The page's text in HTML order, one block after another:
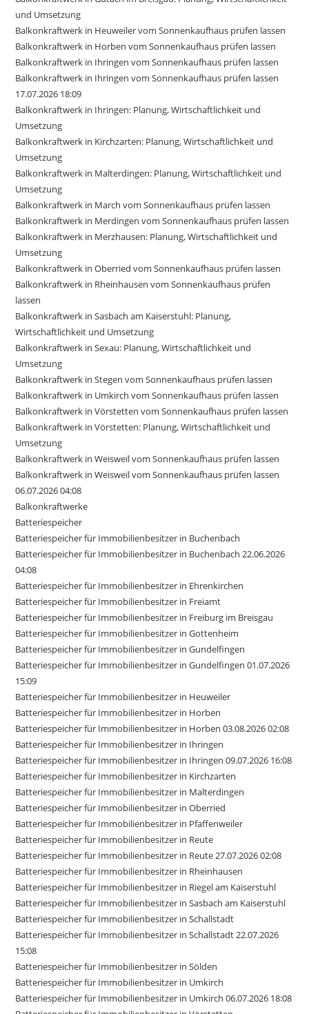
und Umsetzung
Balkonkraftwerk in Heuweiler vom Sonnenkaufhaus prüfen lassen
Balkonkraftwerk in Horben vom Sonnenkaufhaus prüfen lassen
Balkonkraftwerk in Ihringen vom Sonnenkaufhaus prüfen lassen
Balkonkraftwerk in Ihringen vom Sonnenkaufhaus prüfen lassen
17.07.2026 18:09
Balkonkraftwerk in Ihringen: Planung, Wirtschaftlichkeit und
Umsetzung
Balkonkraftwerk in Kirchzarten: Planung, Wirtschaftlichkeit und
Umsetzung
Balkonkraftwerk in Malterdingen: Planung, Wirtschaftlichkeit und
Umsetzung
Balkonkraftwerk in March vom Sonnenkaufhaus prüfen lassen
Balkonkraftwerk in Merdingen vom Sonnenkaufhaus prüfen lassen
Balkonkraftwerk in Merzhausen: Planung, Wirtschaftlichkeit und
Umsetzung
Balkonkraftwerk in Oberried vom Sonnenkaufhaus prüfen lassen
Balkonkraftwerk in Rheinhausen vom Sonnenkaufhaus prüfen
lassen
Balkonkraftwerk in Sasbach am Kaiserstuhl: Planung,
Wirtschaftlichkeit und Umsetzung
Balkonkraftwerk in Sexau: Planung, Wirtschaftlichkeit und
Umsetzung
Balkonkraftwerk in Stegen vom Sonnenkaufhaus prüfen lassen
Balkonkraftwerk in Umkirch vom Sonnenkaufhaus prüfen lassen
Balkonkraftwerk in Vörstetten vom Sonnenkaufhaus prüfen lassen
Balkonkraftwerk in Vörstetten: Planung, Wirtschaftlichkeit und
Umsetzung
Balkonkraftwerk in Weisweil vom Sonnenkaufhaus prüfen lassen
Balkonkraftwerk in Weisweil vom Sonnenkaufhaus prüfen lassen
06.07.2026 04:08
Balkonkraftwerke
Batteriespeicher
Batteriespeicher für Immobilienbesitzer in Buchenbach
Batteriespeicher für Immobilienbesitzer in Buchenbach 22.06.2026
04:08
Batteriespeicher für Immobilienbesitzer in Ehrenkirchen
Batteriespeicher für Immobilienbesitzer in Freiamt
Batteriespeicher für Immobilienbesitzer in Freiburg im Breisgau
Batteriespeicher für Immobilienbesitzer in Gottenheim
Batteriespeicher für Immobilienbesitzer in Gundelfingen
Batteriespeicher für Immobilienbesitzer in Gundelfingen 01.07.2026
15:09
Batteriespeicher für Immobilienbesitzer in Heuweiler
Batteriespeicher für Immobilienbesitzer in Horben
Batteriespeicher für Immobilienbesitzer in Horben 03.08.2026 02:08
Batteriespeicher für Immobilienbesitzer in Ihringen
Batteriespeicher für Immobilienbesitzer in Ihringen 09.07.2026 16:08
Batteriespeicher für Immobilienbesitzer in Kirchzarten
Batteriespeicher für Immobilienbesitzer in Malterdingen
Batteriespeicher für Immobilienbesitzer in Oberried
Batteriespeicher für Immobilienbesitzer in Pfaffenweiler
Batteriespeicher für Immobilienbesitzer in Reute
Batteriespeicher für Immobilienbesitzer in Reute 27.07.2026 02:08
Batteriespeicher für Immobilienbesitzer in Rheinhausen
Batteriespeicher für Immobilienbesitzer in Riegel am Kaiserstuhl
Batteriespeicher für Immobilienbesitzer in Sasbach am Kaiserstuhl
Batteriespeicher für Immobilienbesitzer in Schallstadt
Batteriespeicher für Immobilienbesitzer in Schallstadt 22.07.2026
15:08
Batteriespeicher für Immobilienbesitzer in Sölden
Batteriespeicher für Immobilienbesitzer in Umkirch
Batteriespeicher für Immobilienbesitzer in Umkirch 06.07.2026 18:08